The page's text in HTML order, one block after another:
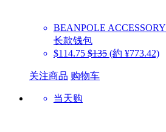
BEANPOLE ACCESSORY
长款钱包
$114.75 $135 (約 ¥773.42)
关注商品 购物车
当天购